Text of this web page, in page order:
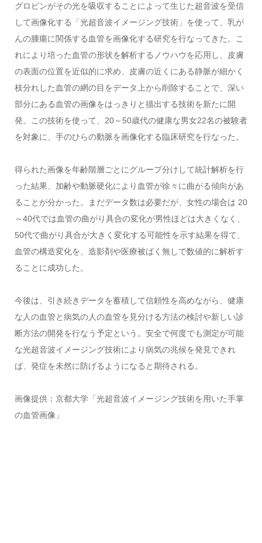
グロビンがその光を吸収することによって生じた超音波を受信
して画像化する「光超音波イメージング技術」を使って、乳が
んの腫瘍に関係する血管を画像化する研究を行なってきた。こ
れにより培った血管の形状を解析するノウハウを応用し、皮膚
の表面の位置を近似的に求め、皮膚の近くにある静脈が細かく
枝分れした血管の網の目をデータ上から削除することで、深い
部分にある血管の画像をはっきりと描出する技術を新たに開
発。この技術を使って、20～50歳代の健康な男女22名の被験者
を対象に、手のひらの動脈を画像化する臨床研究を行なった。
得られた画像を年齢階層ごとにグループ分けして統計解析を行
った結果、加齢や動脈硬化により血管が徐々に曲がる傾向があ
ることが分かった。まだデータ数は必要だが、女性の場合は 20
～40代では血管の曲がり具合の変化が男性ほどは大きくなく、
50代で曲がり具合が大きく変化する可能性を示す結果を得て、
血管の構造変化を、造影剤や医療被ばく無しで数値的に解析す
ることに成功した。
今後は、引き続きデータを蓄積して信頼性を高めながら、健康
な人の血管と病気の人の血管を見分ける方法の検討や新しい診
断方法の開発を行なう予定という。安全で何度でも測定が可能
な光超音波イメージング技術により病気の兆候を発見できれ
ば、発症を未然に防げるようになると期待される。
画像提供：京都大学「光超音波イメージング技術を用いた手掌
の血管画像」